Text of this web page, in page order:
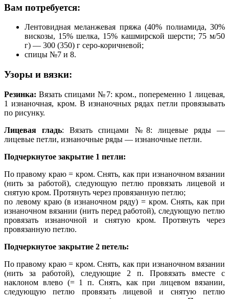
Вам потребуется:
Лентовидная меланжевая пряжа (40% полиамида, 30%
вискозы, 15% шелка, 15% кашмирской шерсти; 75 м/50
г) — 300 (350) г серо-коричневой;
спицы №7 и 8.
Узоры и вязки:
Резинка:Вязать спицами №7: кром., попеременно 1 лицевая,
1 изнаночная, кром. В изнаночных рядах петли провязывать
по рисунку.
Лицевая гладь: Вязать спицами №8: лицевые ряды —
лицевые петли, изнаночные ряды — изнаночные петли.
Подчеркнутое закрытие 1 петли:
По правому краю = кром. Снять, как при изнаночном вязании
(нить за работой), следующую петлю провязать лицевой и
снятую кром. Протянуть через провязанную петлю;
по левому краю (в изнаночном ряду) = кром. Снять, как при
изнаночном вязании (нить перед работой), следующую петлю
провязать изнаночной и снятую кром. Протянуть через
провязанную петлю.
Подчеркнутое закрытие 2 петель:
По правому краю = кром. Снять, как при изнаночном вязании
(нить за работой), следующие 2 п. Провязать вместе с
наклоном влево (= 1 п. Снять, как при лицевом вязании,
следующую петлю провязать лицевой и снятую петлю